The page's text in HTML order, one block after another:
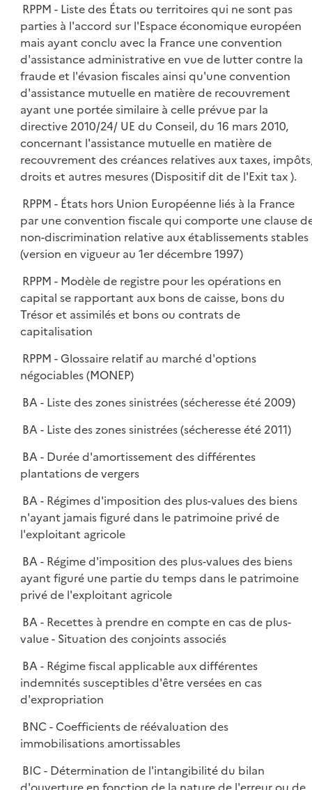
RPPM - Liste des États ou territoires qui ne sont pas
parties à l'accord sur l'Espace économique européen
mais ayant conclu avec la France une convention
d'assistance administrative en vue de lutter contre la
fraude et l'évasion fiscales ainsi qu'une convention
d'assistance mutuelle en matière de recouvrement
ayant une portée similaire à celle prévue par la
directive 2010/24/ UE du Conseil, du 16 mars 2010,
concernant l'assistance mutuelle en matière de
recouvrement des créances relatives aux taxes,
droits et autres mesures (Dispositif dit de l'Exit tax ).
RPPM - États hors Union Européenne liés à la France
par une convention fiscale qui comporte une clause
non-discrimination relative aux établissements stables
(version en vigueur au 1er décembre 1997)
RPPM - Modèle de registre pour les opérations en
capital se rapportant aux bons de caisse, bons du
Trésor et assimilés et bons ou contrats de
capitalisation
RPPM - Glossaire relatif au marché d'options
négociables (MONEP)
BA - Liste des zones sinistrées (sécheresse été 2009)
BA - Liste des zones sinistrées (sécheresse été 2011)
BA - Durée d'amortissement des différentes
plantations de vergers
BA - Régimes d'imposition des plus-values des biens
n'ayant jamais figuré dans le patrimoine privé de
l'exploitant agricole
BA - Régime d'imposition des plus-values des biens
ayant figuré une partie du temps dans le patrimoine
privé de l'exploitant agricole
BA - Recettes à prendre en compte en cas de plus-
value - Situation des conjoints associés
BA - Régime fiscal applicable aux différentes
indemnités susceptibles d'être versées en cas
d'expropriation
BNC - Coefficients de réévaluation des
immobilisations amortissables
BIC - Détermination de l'intangibilité du bilan